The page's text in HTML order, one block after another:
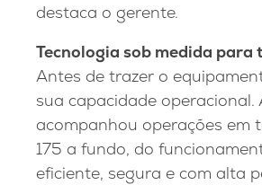
destaca o gerente.
Tecnologia sob medida para
Antes de trazer o
sua capacidade
acompanhou operações em
175 a fundo, do
eficiente, segura e com alta